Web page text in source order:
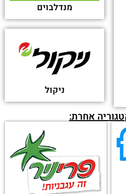
מנדלבוים
ניקול
אחרת: